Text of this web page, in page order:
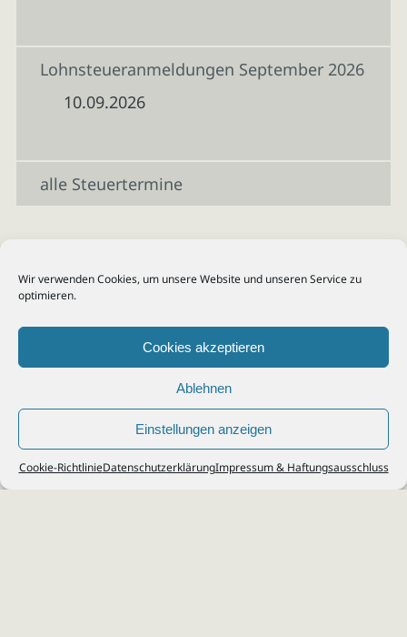
Wir verwenden Cookies, um unsere Website und unseren Service zu
optimieren.
Cookies akzeptieren
Ablehnen
Einstellungen anzeigen
Cookie-RichtlinieDatenschutzerklärungImpressum & Haftungsausschluss
Lohnsteueranmeldungen September 2026
10.09.2026
alle Steuertermine
© 2026Steuerberater Kempf, Köln - Steuerberatung Poll, Porz, Deutz, Mülheim,